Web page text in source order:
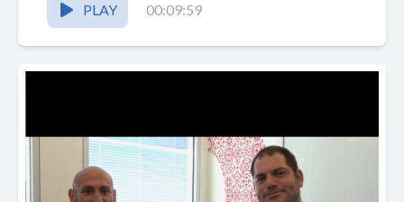
PLAY 00:09:59